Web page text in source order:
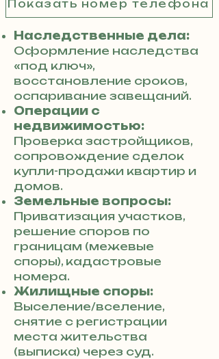
Показать номер телефона
Наследственные дела:
Оформление наследства
«под ключ»,
восстановление сроков,
оспаривание завещаний.
Операции с
недвижимостью:
Проверка застройщиков,
сопровождение сделок
купли-продажи квартир и
домов.
Земельные вопросы:
Приватизация участков,
решение споров по
границам (межевые
споры), кадастровые
номера.
Жилищные споры:
Выселение/вселение,
снятие с регистрации
места жительства
(выписка) через суд.